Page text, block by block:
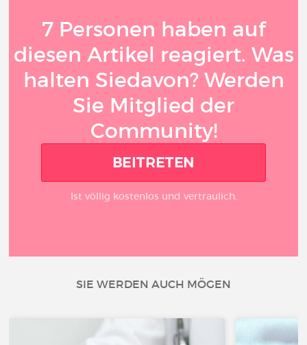
7 Personen haben auf
diesen Artikel reagiert. Was
halten Siedavon? Werden
Sie Mitglied der
Community!
BEITRETEN
Ist völlig kostenlos und vertraulich.
SIE WERDEN AUCH MÖGEN